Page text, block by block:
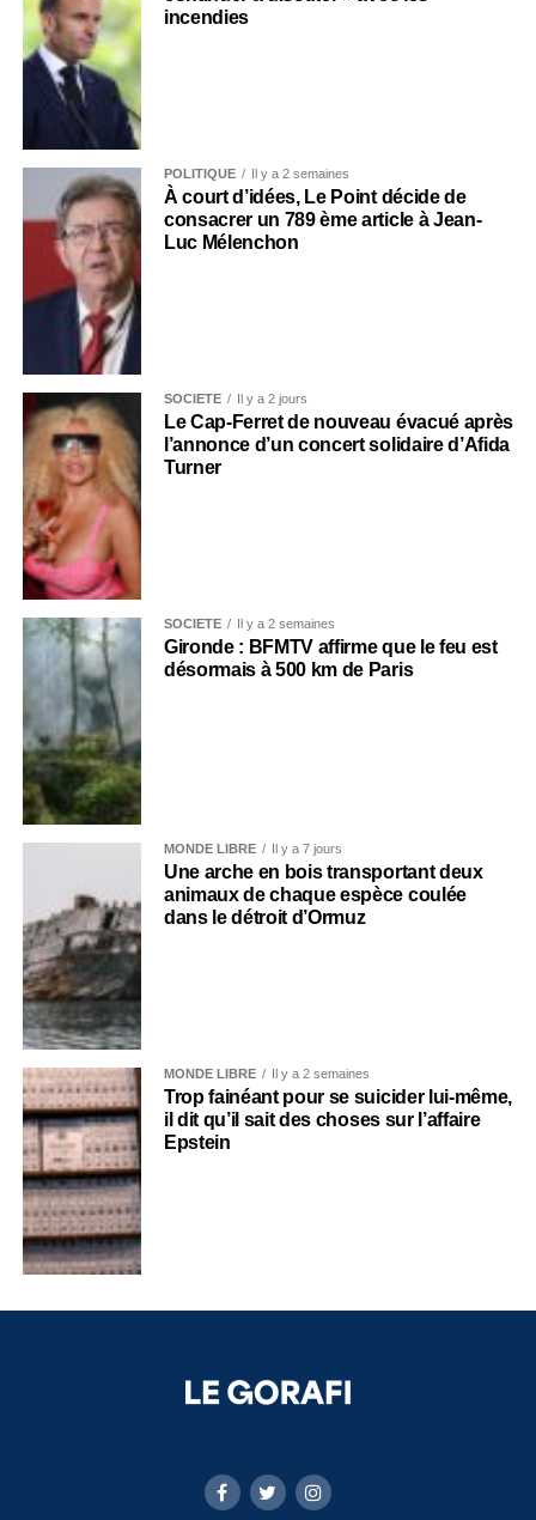
incendies
POLITIQUE Il y a 2 semaines
À court d’idées, Le Point décide de
consacrer un 789 ème article à Jean-
Luc Mélenchon
SOCIÉTÉ Il y a 2 jours
Le Cap-Ferret de nouveau évacué après
l’annonce d’un concert solidaire d’Afida
Turner
SOCIÉTÉ Il y a 2 semaines
Gironde : BFMTV affirme que le feu est
désormais à 500 km de Paris
MONDE LIBRE Il y a 7 jours
Une arche en bois transportant deux
animaux de chaque espèce coulée
dans le détroit d’Ormuz
MONDE LIBRE Il y a 2 semaines
Trop fainéant pour se suicider lui-même,
il dit qu’il sait des choses sur l’affaire
Epstein